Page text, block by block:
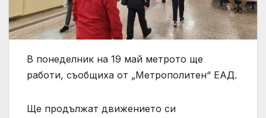
В понеделник на 19 май метрото ще
работи, съобщиха от „Метрополитен“ ЕАД.
Ще продължат движението си